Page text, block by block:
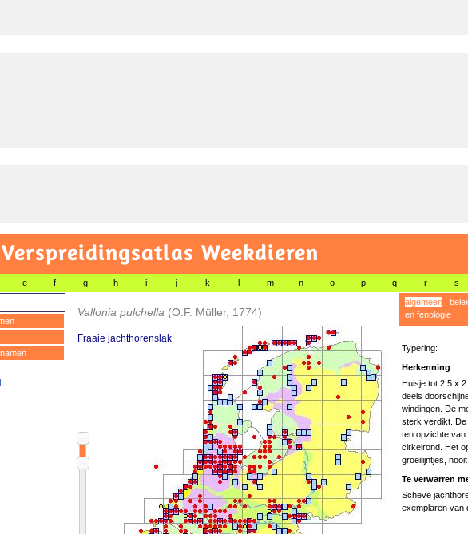
Verspreidingsatlas Weekdieren
e f g h i j k l m n o p q r s
Vallonia pulchella (O.F. Müller, 1774)
Fraaie jachthorenslak
algemeen|
en fenologie
Typering:
Herkenning
Huisje tot 2,5 x
deels
windingen. De
sterk verdikt. De
ten opzichte van
cirkelrond. Het
groeilijntjes,
Te verwarren
Scheve
exemplaren van